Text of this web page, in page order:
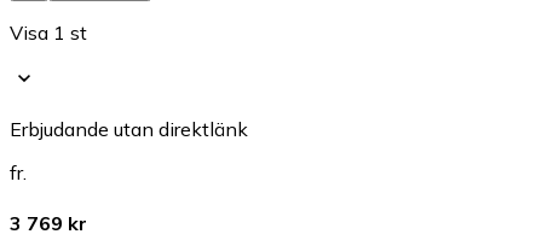
Visa 1 st
Erbjudande utan direktlänk
fr.
3 769 kr